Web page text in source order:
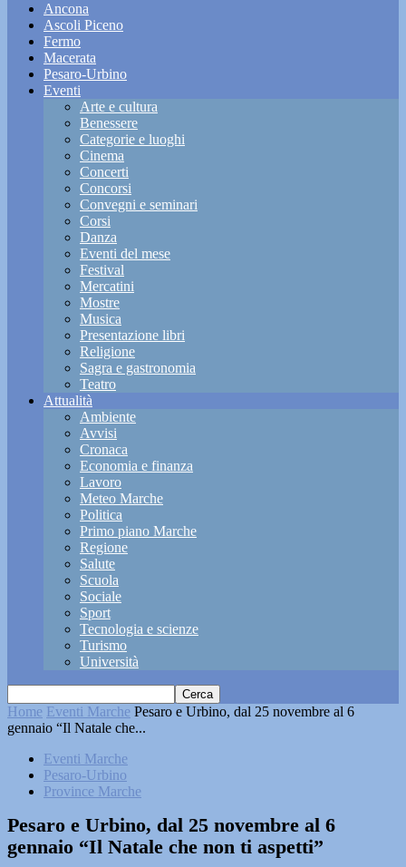
Ancona
Ascoli Piceno
Fermo
Macerata
Pesaro-Urbino
Eventi
Arte e cultura
Benessere
Categorie e luoghi
Cinema
Concerti
Concorsi
Convegni e seminari
Corsi
Danza
Eventi del mese
Festival
Mercatini
Mostre
Musica
Presentazione libri
Religione
Sagra e gastronomia
Teatro
Attualità
Ambiente
Avvisi
Cronaca
Economia e finanza
Lavoro
Meteo Marche
Politica
Primo piano Marche
Regione
Salute
Scuola
Sociale
Sport
Tecnologia e scienze
Turismo
Università
Home Eventi Marche Pesaro e Urbino, dal 25 novembre al 6
gennaio “Il Natale che...
Eventi Marche
Pesaro-Urbino
Province Marche
Pesaro e Urbino, dal 25 novembre al 6
gennaio “Il Natale che non ti aspetti”